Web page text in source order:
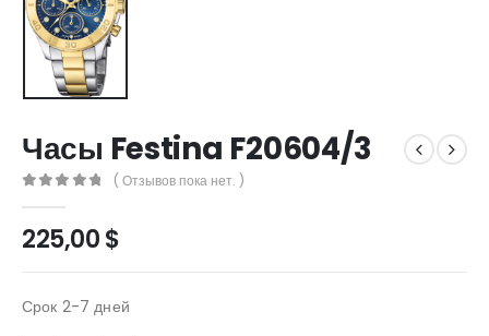
Часы Festina F20604/3
( Отзывов пока нет. )
225,00$
Срок 2-7 дней